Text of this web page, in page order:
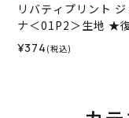
リバティプリント
ナ＜01P2＞生地 ★
（ホビーラホビーレ
ナル）2026SS
¥374 (税込)